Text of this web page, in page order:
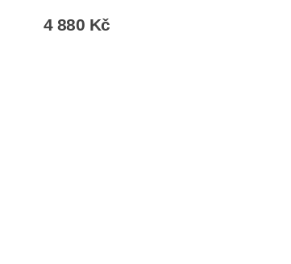
4 880 Kč